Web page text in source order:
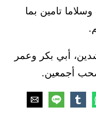
تامين بما
أبي بكر وعمر
أجمعين.